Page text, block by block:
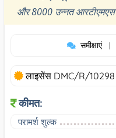
और 8000 उन्नत आरटीएमएस
समीक्षाएं |
लाइसेंस DMC/R/10298
कीमत:
परामर्श शुल्क